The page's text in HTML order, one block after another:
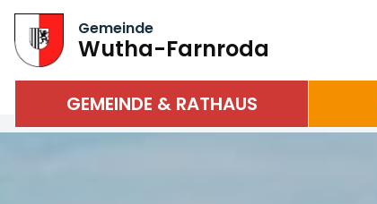
Gemeinde
Wutha-Farnroda
GEMEINDE & RATHAUS